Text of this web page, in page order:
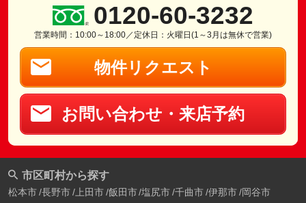
0120-60-3232
営業時間：10:00～18:00／定休日：火曜日(1～3月は無休で営業)
物件リクエスト
お問い合わせ・来店予約
市区町村から探す
松本市 長野市 上田市 飯田市 塩尻市 千曲市 伊那市 岡谷市